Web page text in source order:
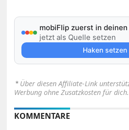
mobiFlip zuerst in
jetzt als Quelle setzen
Haken
⋆ Über diesen Affiliate-Link
Werbung ohne Zusatzkosten für dich.
KOMMENTARE